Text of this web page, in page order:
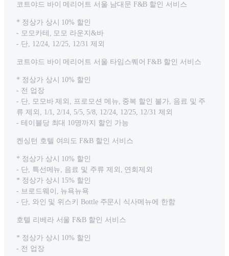
코트야드 바이 메리어트 서울 남대문 F&B 할인 서비스
* 정상가 상시 10% 할인
- 모모카테, 모모 라운지&바
- 단, 12/24, 12/25, 12/31 제외
코트야드 바이 메리어트 서울 타임스퀘어 F&B 할인 서비스
* 정상가 상시 10% 할인
- 전 업장
- 단, 모모바 제외, 프로모션 메뉴, 중복 할인 불가, 음료 및 주
류 제외, 1/1, 2/14, 5/5, 5/8, 12/24, 12/25, 12/31 제외
- 테이블당 최대 10명까지 할인 가능
켄싱턴 호텔 여의도 F&B 할인 서비스
* 정상가 상시 10% 할인
- 단, 특선메뉴, 음료 및 주류 제외, 연회제외
* 정상가 상시 15% 할인
- 브로드웨이, 뉴욕뉴욕
- 단, 와인 및 위스키 Bottle 주문시 식사메뉴에 한함
호텔 리베라 서울 F&B 할인 서비스
* 정상가 상시 10% 할인
- 전 업장